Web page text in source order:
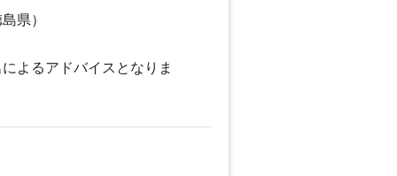
県）
よるアドバイスとなりま